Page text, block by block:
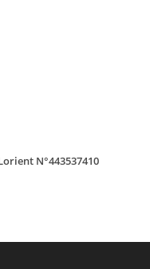
N°443537410